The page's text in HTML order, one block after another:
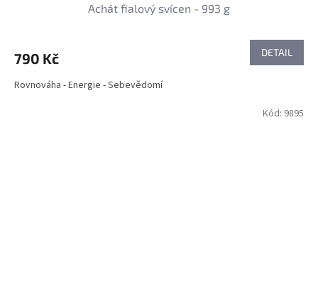
Achát fialový svícen - 993 g
790 Kč DETAIL
Rovnováha - Energie - Sebevědomí
Kód: 9895